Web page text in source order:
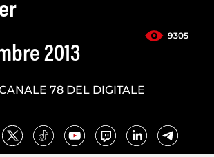
9305
2013
78 DEL DIGITALE